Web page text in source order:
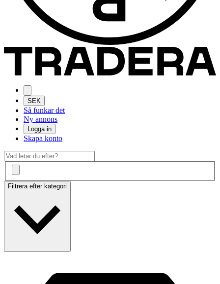
SEK
Så funkar det
Ny annons
Logga in
Skapa konto
Filtrera efter kategori